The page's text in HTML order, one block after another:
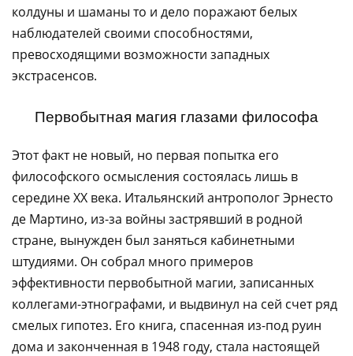
колдуны и шаманы то и дело поражают белых
наблюдателей своими способностями,
превосходящими возможности западных
экстрасенсов.
Первобытная магия глазами философа
Этот факт не новый, но первая попытка его
философского осмысления состоялась лишь в
середине ХХ века. Итальянский антрополог Эрнесто
де Мартино, из-за войны застрявший в родной
стране, вынужден был заняться кабинетными
штудиями. Он собрал много примеров
эффективности первобытной магии, записанных
коллегами-этнографами, и выдвинул на сей счет ряд
смелых гипотез. Его книга, спасенная из-под руин
дома и законченная в 1948 году, стала настоящей